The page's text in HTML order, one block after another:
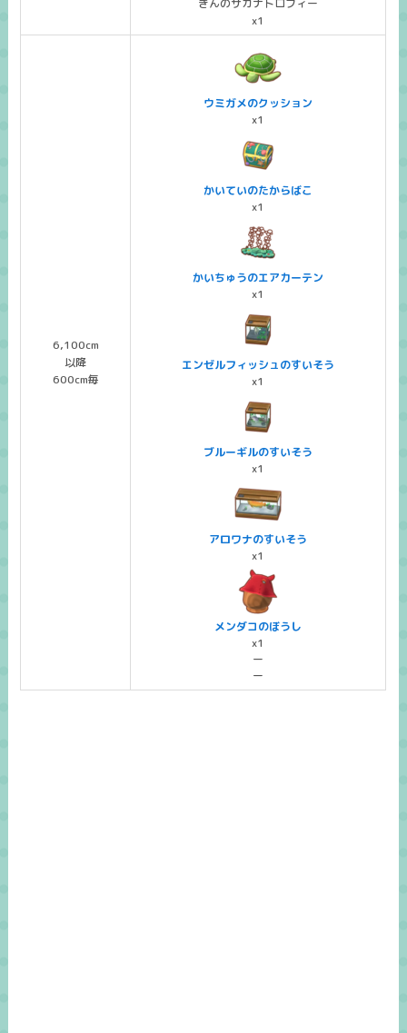
x1
6,100cm
以降
600cm毎
ウミガメのクッション
x1
かいていのたからばこ
x1
かいちゅうのエアカーテン
x1
エンゼルフィッシュのすいそう
x1
ブルーギルのすいそう
x1
アロワナのすいそう
x1
メンダコのぼうし
x1
ー
ー